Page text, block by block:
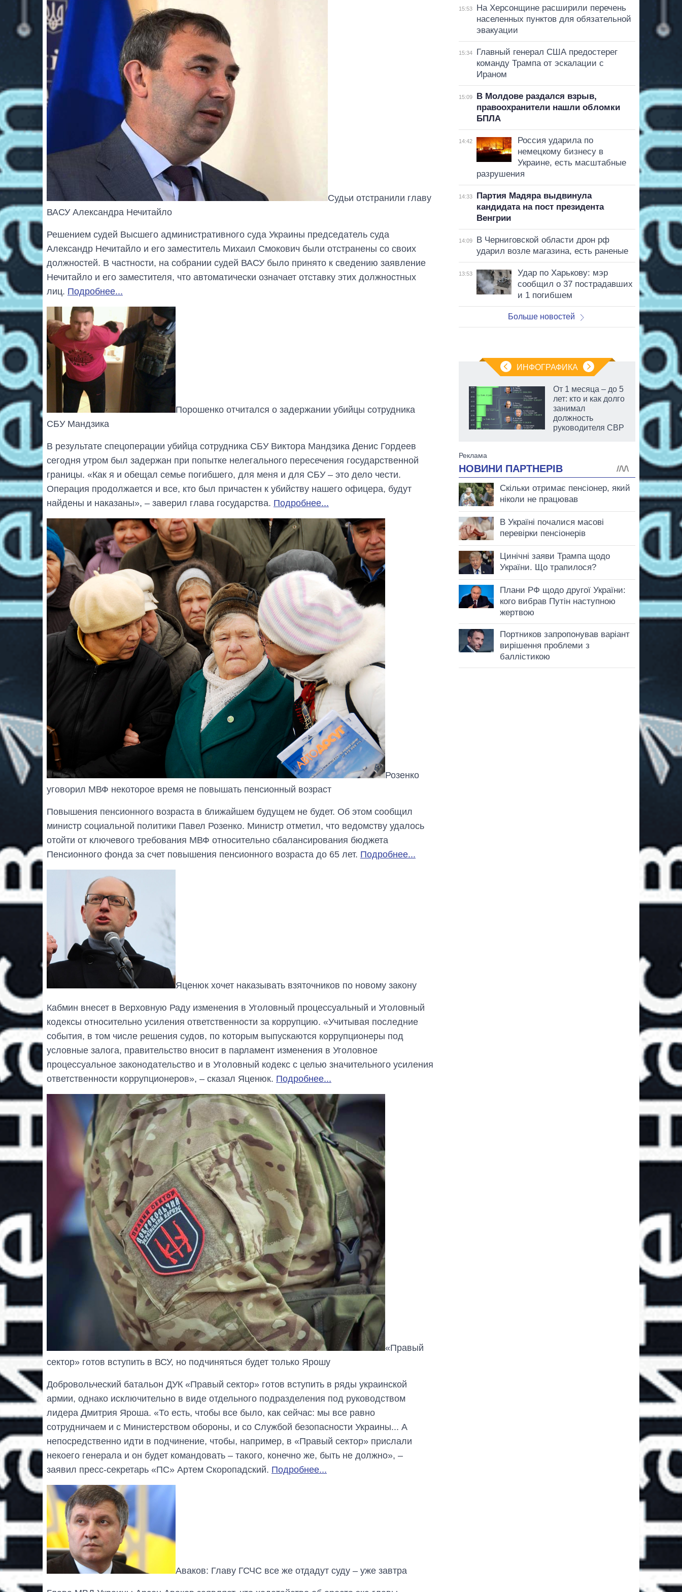
Судьи отстранили главу
ВАСУ Александра Нечитайло
Решением судей Высшего административного суда Украины председатель суда
Александр Нечитайло и его заместитель Михаил Смокович были отстранены со своих
должностей. В частности, на собрании судей ВАСУ было принято к сведению заявление
Нечитайло и его заместителя, что автоматически означает отставку этих должностных
лиц. Подробнее...
Порошенко отчитался о задержании убийцы сотрудника
СБУ Мандзика
В результате спецоперации убийца сотрудника СБУ Виктора Мандзика Денис Гордеев
сегодня утром был задержан при попытке нелегального пересечения государственной
границы. «Как я и обещал семье погибшего, для меня и для СБУ – это дело чести.
Операция продолжается и все, кто был причастен к убийству нашего офицера, будут
найдены и наказаны», – заверил глава государства. Подробнее...
Розенко
уговорил МВФ некоторое время не повышать пенсионный возраст
Повышения пенсионного возраста в ближайшем будущем не будет. Об этом сообщил
министр социальной политики Павел Розенко. Министр отметил, что ведомству удалось
отойти от ключевого требования МВФ относительно сбалансирования бюджета
Пенсионного фонда за счет повышения пенсионного возраста до 65 лет. Подробнее...
Яценюк хочет наказывать взяточников по новому закону
Кабмин внесет в Верховную Раду изменения в Уголовный процессуальный и Уголовный
кодексы относительно усиления ответственности за коррупцию. «Учитывая последние
события, в том числе решения судов, по которым выпускаются коррупционеры под
условные залога, правительство вносит в парламент изменения в Уголовное
процессуальное законодательство и в Уголовный кодекс с целью значительного усиления
ответственности коррупционеров», – сказал Яценюк. Подробнее...
«Правый
сектор» готов вступить в ВСУ, но подчиняться будет только Ярошу
Добровольческий батальон ДУК «Правый сектор» готов вступить в ряды украинской
армии, однако исключительно в виде отдельного подразделения под руководством
лидера Дмитрия Яроша. «То есть, чтобы все было, как сейчас: мы все равно
сотрудничаем и с Министерством обороны, и со Службой безопасности Украины... А
непосредственно идти в подчинение, чтобы, например, в «Правый сектор» прислали
некоего генерала и он будет командовать – такого, конечно же, быть не должно», –
заявил пресс-секретарь «ПС» Артем Скоропадский. Подробнее...
Аваков: Главу ГСЧС все же отдадут суду – уже завтра
15:53
На Херсонщине расширили перечень
населенных пунктов для обязательной
эвакуации
15:34
Главный генерал США предостерег
команду Трампа от эскалации с
Ираном
15:09
В Молдове раздался взрыв,
правоохранители нашли обломки
БПЛА
14:42
Россия ударила по
немецкому бизнесу в
Украине, есть масштабные
разрушения
14:33
Партия Мадяра выдвинула
кандидата на пост президента
Венгрии
14:09
В Черниговской области дрон рф
ударил возле магазина, есть раненые
13:53
Удар по Харькову: мэр
сообщил о 37 пострадавших
и 1 погибшем
Больше новостей
ИНФОГРАФИКА
Министерства
От 1 месяца – до 5
лет: кто и как долго
занимал
должность
руководителя СВР